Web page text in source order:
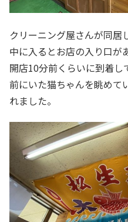
クリーニング屋さんが同居
中に入るとお店の入り口が
開店10分前くらいに到着
前にいた猫ちゃんを眺めて
れました。